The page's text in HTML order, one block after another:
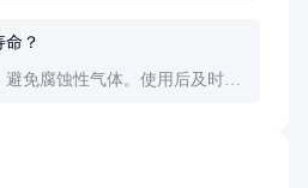
？
免腐蚀性气体。使用后及时清